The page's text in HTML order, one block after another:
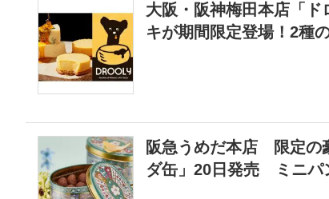
大阪・阪神梅田本店「ド
キが期間限定登場！2種
阪急うめだ本店 限定の
ダ缶」20日発売 ミニパ